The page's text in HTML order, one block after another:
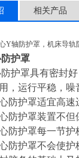
相关产品
Y轴防护罩，机床导轨
护罩
护罩具有密封
，运行平稳，噪
防护罩适宜高速
防护罩装置不但
防护罩每一节护
防护罩不会使护